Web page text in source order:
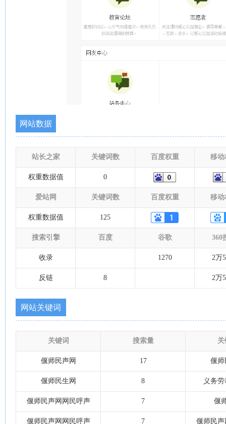
网站数据
站长之家 关键词数 百度权重 移动
权重数据值 0
爱站网 关键词数 百度权重 移动
权重数据值 125
搜索引擎 百度 谷歌 360
收录 1270 2万
反链 8 2万
网站关键词
关键词 搜索量 关
偃师民声网 17 偃师
偃师民生网 8 义务
偃师民声网网民呼声 7 偃
偃师民声网网民呼声 7 偃师民